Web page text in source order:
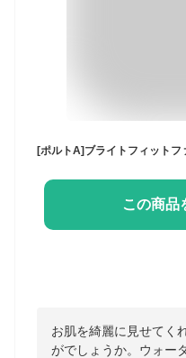
この商品
お肌を綺麗に見せてく
がでしょうか。ウォー